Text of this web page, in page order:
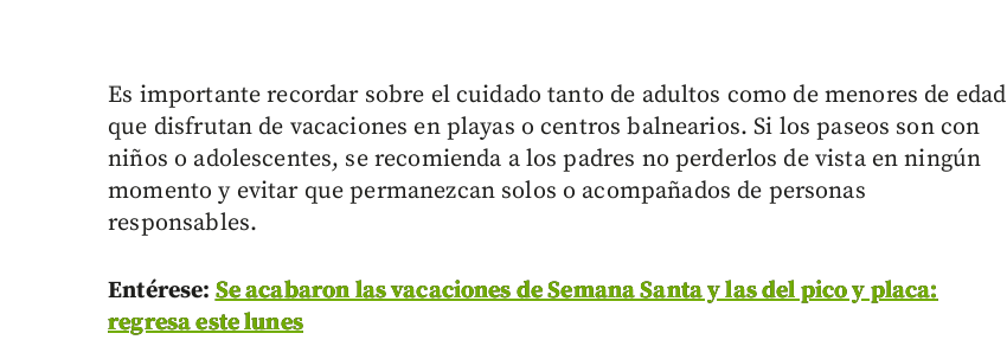
Es importante recordar sobre el cuidado tanto de adultos como de menores de edad
que disfrutan de vacaciones en playas o centros balnearios. Si los paseos son con
niños o adolescentes, se recomienda a los padres no perderlos de vista en ningún
momento y evitar que permanezcan solos o acompañados de personas
responsables.
Entérese:Se acabaron las vacaciones de Semana Santa y las del pico y placa:
regresa este lunes